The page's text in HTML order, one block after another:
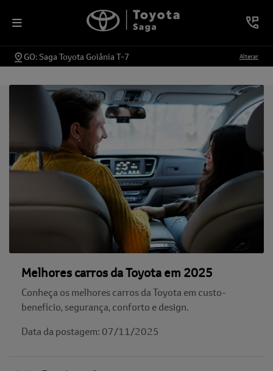
GO: Saga Toyota Goiânia T-7 Alterar
Melhores carros da Toyota em 2025
Conheça os melhores carros da Toyota em custo-
benefício, segurança, conforto e design.
Data da postagem: 07/11/2025